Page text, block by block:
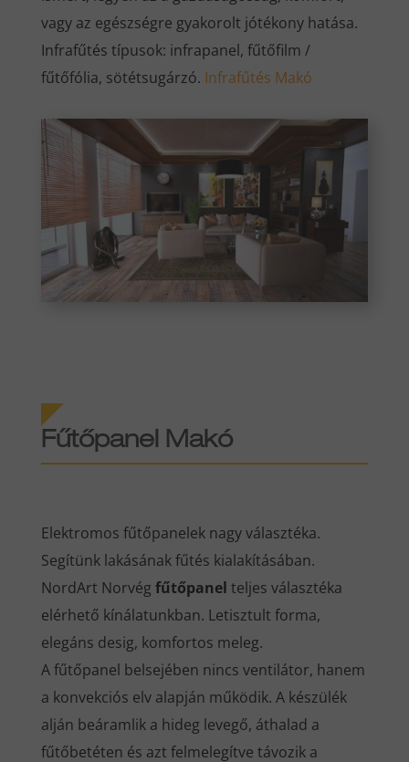
vagy az egészségre gyakorolt jótékony hatása.
Infrafűtés típusok: infrapanel, fűtőfilm /
fűtőfólia, sötétsugárzó. Infrafűtés Makó
Fűtőpanel Makó
Elektromos fűtőpanelek nagy választéka.
Segítünk lakásának fűtés kialakításában.
NordArt Norvég fűtőpanel teljes választéka
elérhető kínálatunkban. Letisztult forma,
elegáns desig, komfortos meleg.
A fűtőpanel belsejében nincs ventilátor, hanem
a konvekciós elv alapján működik. A készülék
alján beáramlik a hideg levegő, áthalad a
fűtőbetéten és azt felmelegítve távozik a